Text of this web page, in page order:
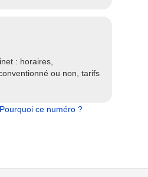
: horaires,
ou non, tarifs
Pourquoi ce numéro ?